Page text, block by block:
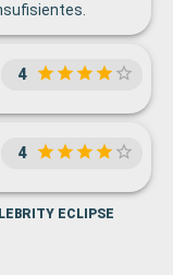
4
4
ECLIPSE